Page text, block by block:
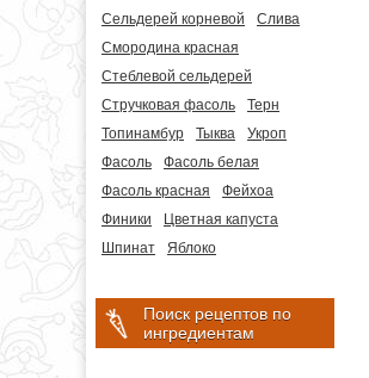
Сельдерей корневой
Слива
Смородина красная
Стеблевой сельдерей
Стручковая фасоль
Терн
Топинамбур
Тыква
Укроп
Фасоль
Фасоль белая
Фасоль красная
Фейхоа
Финики
Цветная капуста
Шпинат
Яблоко
Поиск рецептов по
ингредиентам